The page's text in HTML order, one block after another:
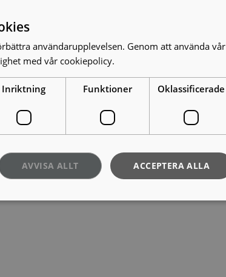
användarupplevelsen. Genom att använda vår
med vår cookiepolicy.
Inriktning Funktioner Oklassificerade
ACCEPTERA ALLA
AVVISA ALLT